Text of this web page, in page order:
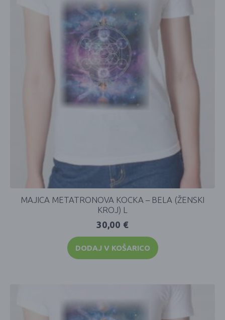
MAJICA METATRONOVA KOCKA – BELA (ŽENSKI
KROJ) L
30,00 €
DODAJ V KOŠARICO